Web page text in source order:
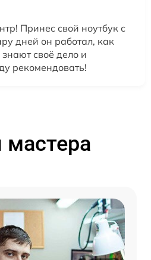
Принес свой ноутбук с
дней он работал, как
своё дело и
рекомендовать!